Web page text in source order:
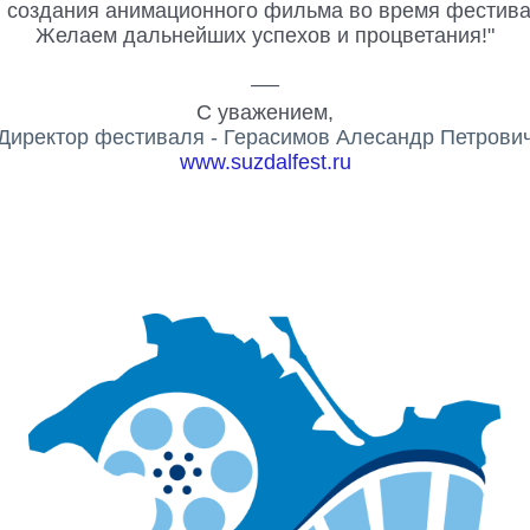
создания анимационного фильма во время
Желаем дальнейших успехов и процветания!"
С уважением,
фестиваля - Герасимов Алесандр
www.suzdalfest.ru